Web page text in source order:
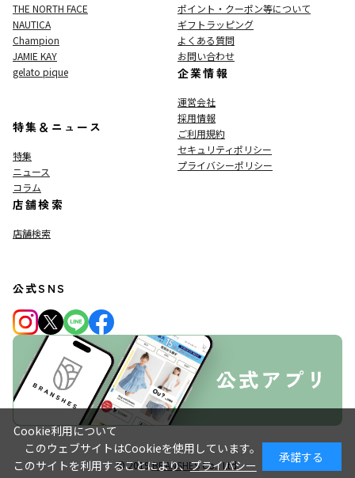
THE NORTH FACE
NAUTICA
Champion
JAMIE KAY
gelato pique
特集＆ニュース
特集
ニュース
コラム
店舗検索
店舗検索
ポイント・クーポン等について
ギフトラッピング
よくある質問
お問い合わせ
企業情報
運営会社
採用情報
ご利用規約
セキュリティポリシー
プライバシーポリシー
公式SNS
© 2019BRANSHESCo., Ltd.
Cookie利用について
このウェブサイトはCookieを使用しています。
このサイトを利用することにより、プライバシー
承諾する